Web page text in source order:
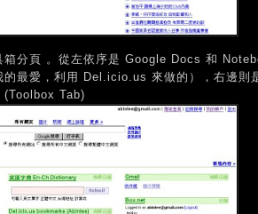
箱分頁 。從左依序是 Google Docs 和
的最愛，利用 Del.icio.us 來做的），右邊
(Toolbox Tab)